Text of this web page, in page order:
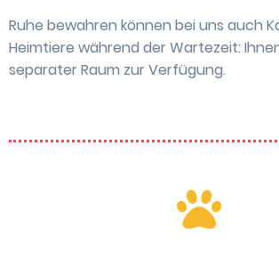
Ruhe bewahren können bei uns auch
Heimtiere während der Wartezeit:
separater Raum zur Verfügung.